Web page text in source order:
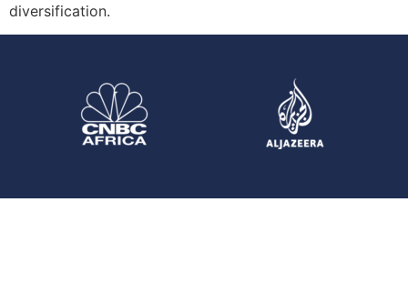
diversification.